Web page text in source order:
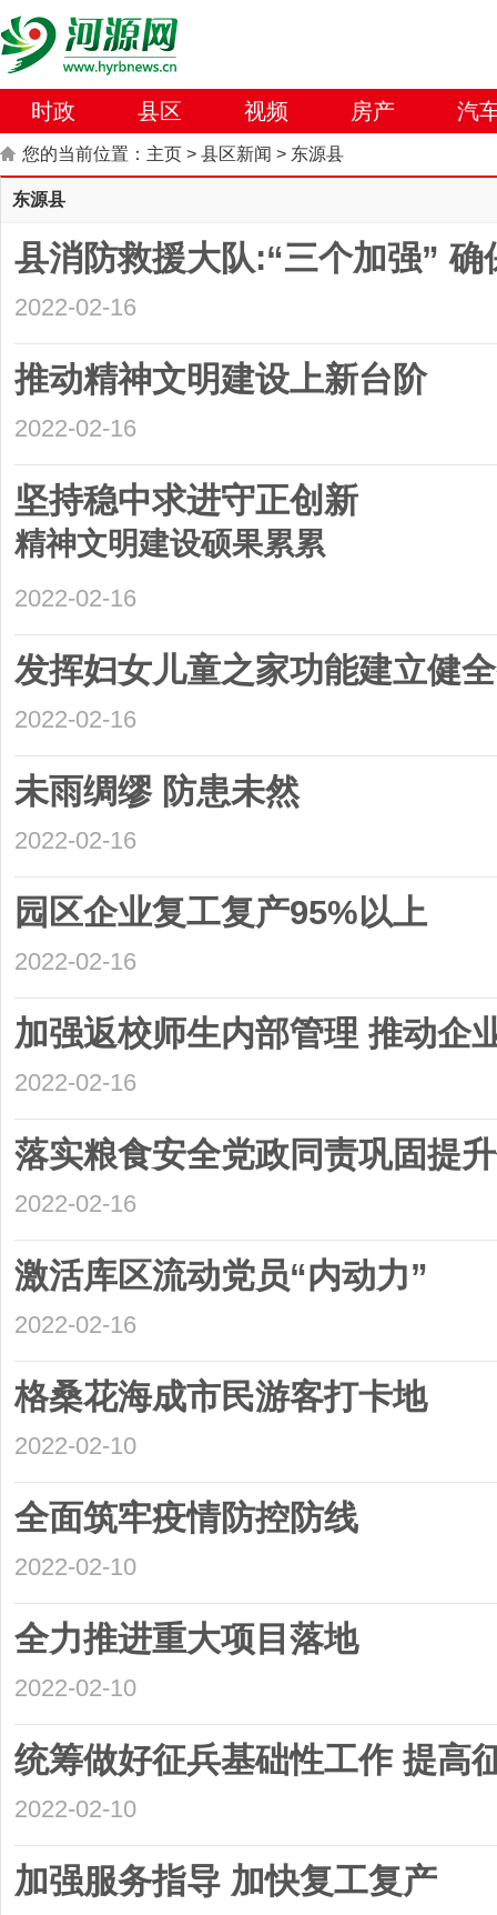
时政 县区 视频 房产 汽
您的当前位置： 主页 > 县区新闻 > 东源县
东源县
县消防救援大队:“三个加强” 确
2022-02-16
推动精神文明建设上新台阶
2022-02-16
坚持稳中求进守正创新
精神文明建设硕果累累
2022-02-16
发挥妇女儿童之家功能建立健
2022-02-16
未雨绸缪 防患未然
2022-02-16
园区企业复工复产95%以上
2022-02-16
加强返校师生内部管理 推动企
2022-02-16
落实粮食安全党政同责巩固提
2022-02-16
激活库区流动党员“内动力”
2022-02-16
格桑花海成市民游客打卡地
2022-02-10
全面筑牢疫情防控防线
2022-02-10
全力推进重大项目落地
2022-02-10
统筹做好征兵基础性工作 提高
2022-02-10
加强服务指导 加快复工复产